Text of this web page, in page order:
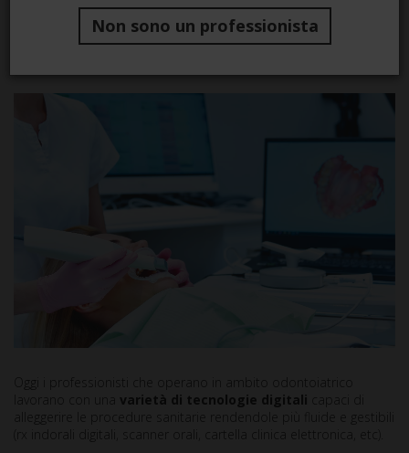
Il ruolo della disinfezione
nell’odontoiatria digitale
Oggi i professionisti che operano in ambito odontoiatrico
varietà di tecnologie digitali
alleggerire le procedure sanitarie rendendole più fluide e gestibili
(rx indorali digitali, scanner orali, cartella clinica elettronica, etc).
Non sono un professionista